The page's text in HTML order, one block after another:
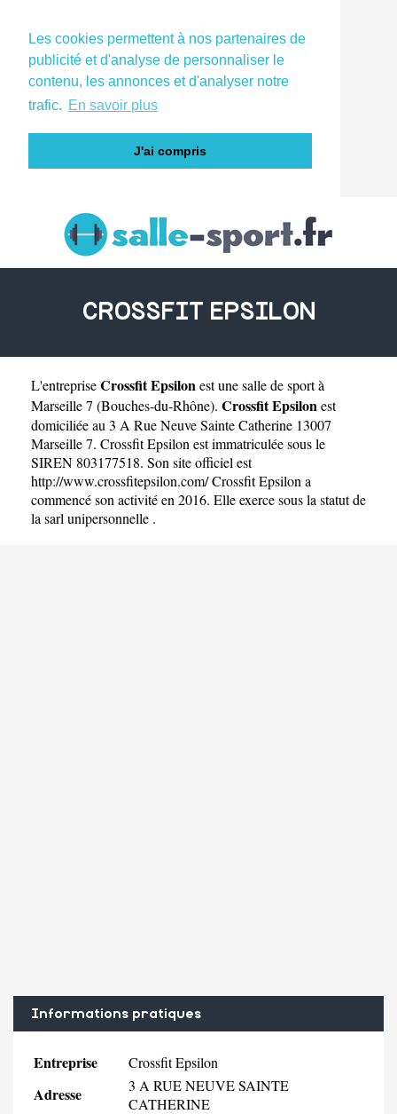
Les cookies permettent à nos partenaires de
publicité et d'analyse de personnaliser le
contenu, les annonces et d'analyser notre
trafic. En savoir plus
J'ai compris
CROSSFIT EPSILON
L'entrepriseCrossfit Epsilonest unesalle de sport à
Marseille 7 (Bouches-du-Rhône). Crossfit Epsilonest
domiciliée au 3 A Rue Neuve Sainte Catherine 13007
Marseille 7. Crossfit Epsilon est immatriculée sous le
SIREN 803177518. Son site officiel est
http://www.crossfitepsilon.com/Crossfit Epsilon a
commencé son activité en 2016. Elle exerce sous la statut de
la sarl unipersonnelle .
Informations pratiques
Entreprise Crossfit Epsilon
Adresse
3 A RUE NEUVE SAINTE
CATHERINE